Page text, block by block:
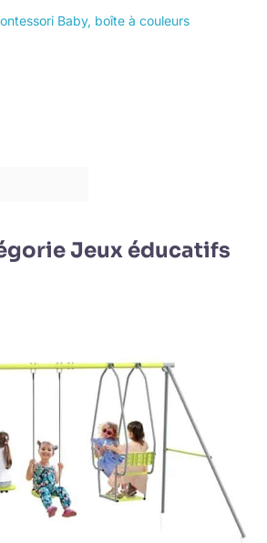
Baby, boîte à couleurs
Jeux éducatifs